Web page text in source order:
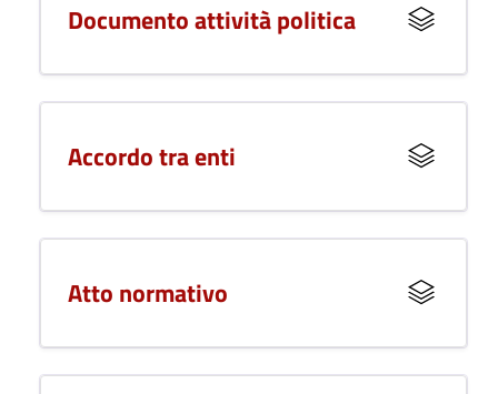
Documento attività politica
Accordo tra enti
Atto normativo